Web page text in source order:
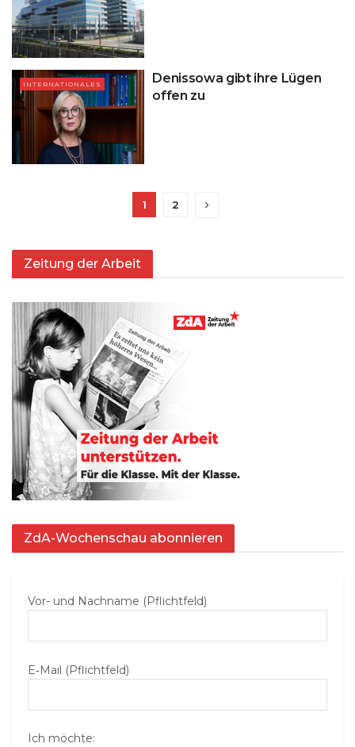
INTERNATIONALES
Denissowa gibt ihre Lügen
offen zu
1 2
Zeitung der Arbeit
ZdA-Wochenschau abonnieren
Vor- und Nachname (Pflichtfeld)
E‑Mail (Pflichtfeld)
Ich möchte: